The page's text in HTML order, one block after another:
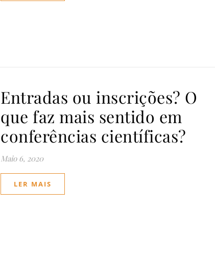
Entradas ou inscrições? O
que faz mais sentido em
conferências científicas?
Maio 6, 2020
LER MAIS